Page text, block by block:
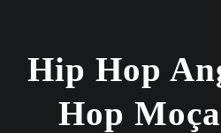
Hip Hop
Hop